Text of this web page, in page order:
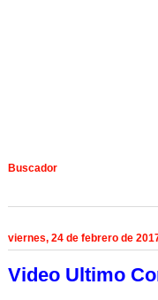
Buscador
viernes, 24 de febrero de
Video Ultimo